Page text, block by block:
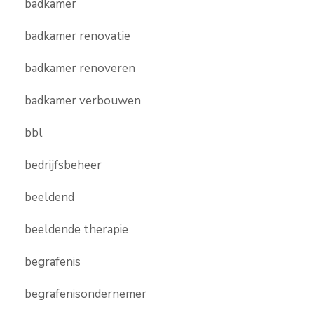
badkamer
badkamer renovatie
badkamer renoveren
badkamer verbouwen
bbl
bedrijfsbeheer
beeldend
beeldende therapie
begrafenis
begrafenisondernemer